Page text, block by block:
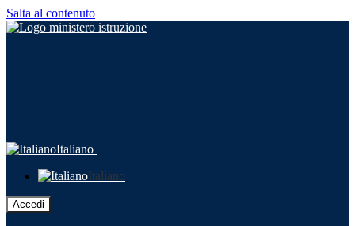
Salta al contenuto
Italiano
Italiano
Accedi